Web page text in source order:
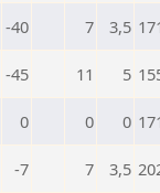
-40 7 3,5
-45 11 5
0 0 0
-7 7 3,5